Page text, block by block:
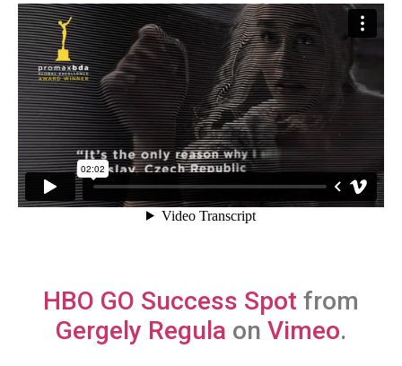
HBO GO Success Spot from
Gergely Regula on Vimeo.